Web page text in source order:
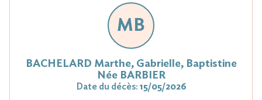
MB
BACHELARD Marthe, Gabrielle, Baptistine
Née BARBIER
Date du décès: 15/05/2026